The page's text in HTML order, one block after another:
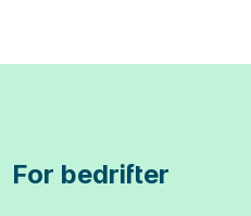
For bedrifter